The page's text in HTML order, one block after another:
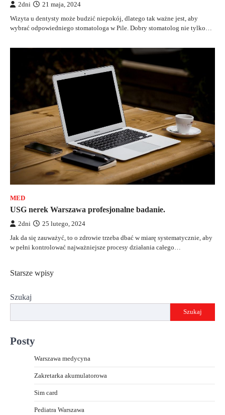
2dni 21 maja, 2024
Wizyta u dentysty może budzić niepokój, dlatego tak ważne jest, aby
wybrać odpowiedniego stomatologa w Pile. Dobry stomatolog nie tylko…
MED
USG nerek Warszawa profesjonalne badanie.
2dni 25 lutego, 2024
Jak da się zauważyć, to o zdrowie trzeba dbać w miarę systematycznie, aby
w pełni kontrolować najważniejsze procesy działania całego…
Nawigacja
wpisach
Starsze wpisy
Szukaj
Szukaj
Posty
Warszawa medycyna
Zakretarka akumulatorowa
Sim card
Pediatra Warszawa